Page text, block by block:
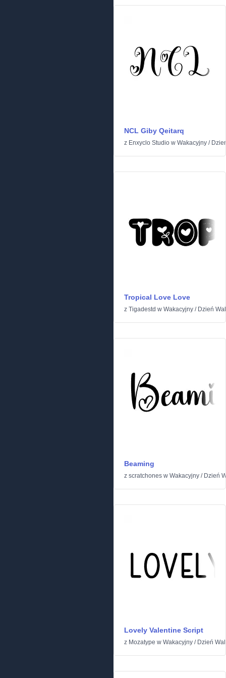
NCL Giby Qeitarq
z Enxyclo Studio w Wakacyjny /
Tropical Love Love
z Tigadestd w Wakacyjny / Dzień
Beaming
z scratchones w Wakacyjny / Dzień
Lovely Valentine Script
z Mozatype w Wakacyjny / Dzień